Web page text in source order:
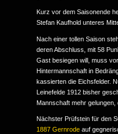
Kurz vor dem Saisonende
Stefan Kaufhold unteres
Nach einer tollen Saison
deren Abschluss, mit 58
Gast besiegen will, muss
Hintermannschaft in
kassierten die Eichsfelder.
Leinefelde 1912 bisher
Mannschaft mehr gelungen,
Nächster Prüfstein für den
1887 Gernrode auf